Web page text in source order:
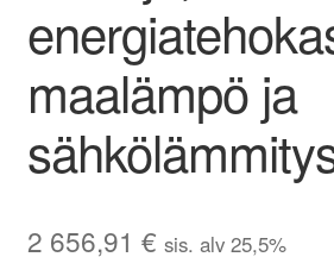
maalämpö ja
2 656,91 € sis. alv 25,5%